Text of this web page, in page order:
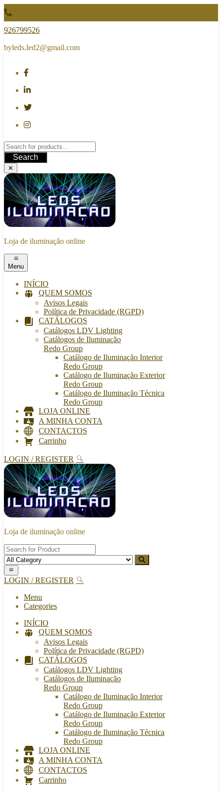
Skip
to
content
926799526
byleds.led2@gmail.com
Search
✕
Loja de iluminação online
Menu
INÍCIO
QUEM SOMOS
Avisos Legais
Política de Privacidade (RGPD)
CATÁLOGOS
Catálogos LDV Lighting
Catálogos de Iluminação
Redo Group
Catálogo de Iluminação Interior
Redo Group
Catálogo de Iluminação Exterior
Redo Group
Catálogo de Iluminação Técnica
Redo Group
LOJA ONLINE
A MINHA CONTA
CONTACTOS
Carrinho
LOGIN / REGISTER
Loja de iluminação online
LOGIN / REGISTER
Menu
Categories
INÍCIO
QUEM SOMOS
Avisos Legais
Política de Privacidade (RGPD)
CATÁLOGOS
Catálogos LDV Lighting
Catálogos de Iluminação
Redo Group
Catálogo de Iluminação Interior
Redo Group
Catálogo de Iluminação Exterior
Redo Group
Catálogo de Iluminação Técnica
Redo Group
LOJA ONLINE
A MINHA CONTA
CONTACTOS
Carrinho